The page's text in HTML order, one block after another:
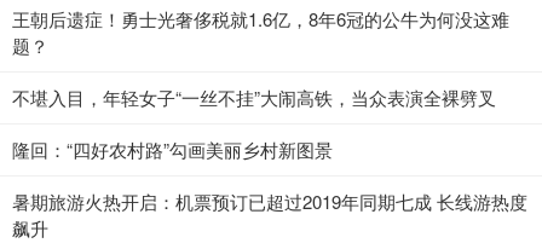
王朝后遗症！勇士光奢侈税就1.6亿，8年6冠的公牛为何没这难
题？
不堪入目，年轻女子“一丝不挂”大闹高铁，当众表演全裸劈叉
隆回：“四好农村路”勾画美丽乡村新图景
暑期旅游火热开启：机票预订已超过2019年同期七成 长线游热度
飙升